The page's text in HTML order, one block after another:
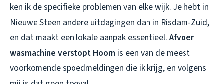
ken ik de specifieke problemen van elke wijk. Je hebt in
Nieuwe Steen andere uitdagingen dan in Risdam-Zuid,
en dat maakt een lokale aanpak essentieel. Afvoer
wasmachine verstopt Hoorn is een van de meest
voorkomende spoedmeldingen die ik krijg, en volgens